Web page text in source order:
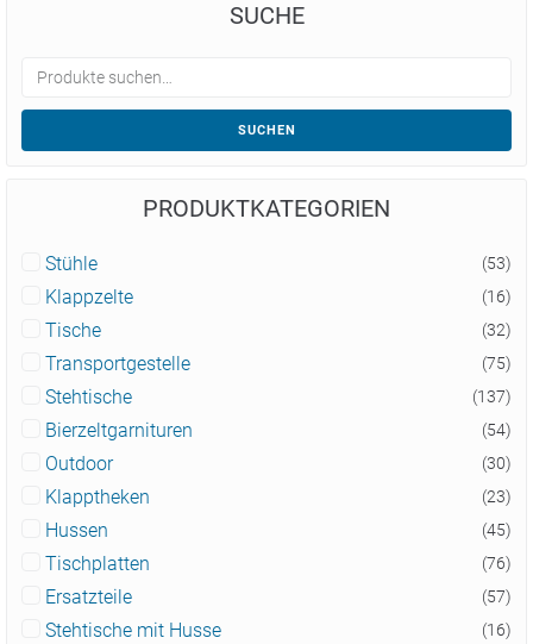
SUCHE
SUCHEN
PRODUKTKATEGORIEN
Stühle (53)
Klappzelte (16)
Tische (32)
Transportgestelle (75)
Stehtische (137)
Bierzeltgarnituren (54)
Outdoor (30)
Klapptheken (23)
Hussen (45)
Tischplatten (76)
Ersatzteile (57)
Stehtische mit Husse (16)